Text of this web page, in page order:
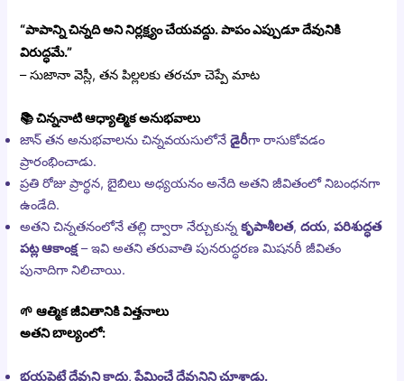
“పాపాన్ని చిన్నది అని నిర్లక్ష్యం చేయవద్దు. పాపం ఎప్పుడూ దేవునికి
విరుద్ధమే.”
– సుజానా వెస్లీ, తన పిల్లలకు తరచూ చెప్పే మాట
📚 చిన్ననాటి ఆధ్యాత్మిక అనుభవాలు
జాన్ తన అనుభవాలను చిన్నవయసులోనేడైరీగా రాసుకోవడం
ప్రారంభించాడు.
ప్రతి రోజు ప్రార్థన, బైబిలు అధ్యయనం అనేది అతని జీవితంలో నిబంధనగా
ఉండేది.
అతని చిన్నతనంలోనే తల్లి ద్వారా నేర్చుకున్నకృపాశీలత,దయ,పరిశుద్ధత
పట్ల ఆకాంక్ష– ఇవి అతని తరువాతి పునరుద్ధరణ మిషనరీ జీవితం
పునాదిగా నిలిచాయి.
🌱 ఆత్మిక జీవితానికి విత్తనాలు
అతని బాల్యంలో:
భయపెట్టే దేవుని కాదు, ప్రేమించే దేవునిని చూశాడు.